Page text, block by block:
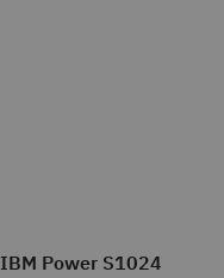
IBM Power S1024